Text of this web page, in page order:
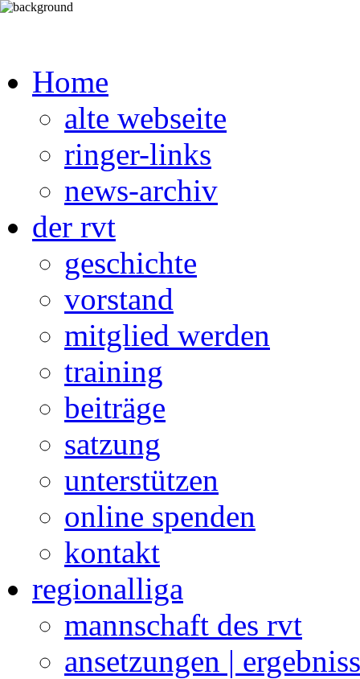
Home
alte webseite
ringer-links
news-archiv
der rvt
geschichte
vorstand
mitglied werden
training
beiträge
satzung
unterstützen
online spenden
kontakt
regionalliga
mannschaft des rvt
ansetzungen |